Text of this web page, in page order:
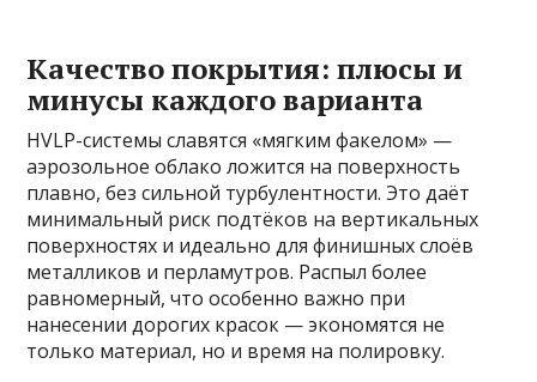
Качество покрытия: плюсы и
минусы каждого варианта
HVLP-системы славятся «мягким факелом» —
аэрозольное облако ложится на поверхность
плавно, без сильной турбулентности. Это даёт
минимальный риск подтёков на вертикальных
поверхностях и идеально для финишных слоёв
металликов и перламутров. Распыл более
равномерный, что особенно важно при
нанесении дорогих красок — экономятся не
только материал, но и время на полировку.